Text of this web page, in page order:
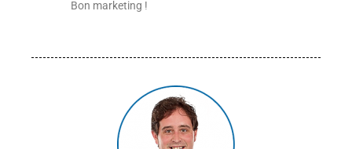
Bon marketing !